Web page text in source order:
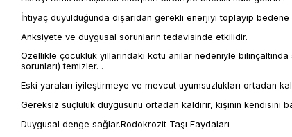
İhtiyaç duyulduğunda dışarıdan gerekli enerjiyi toplayıp
Anksiyete ve duygusal sorunların tedavisinde etkilidir.
Özellikle çocukluk yıllarındaki kötü anılar nedeniyle
sorunları) temizler. .
Eski yaraları iyileştirmeye ve mevcut uyumsuzlukları ortadan
Gereksiz suçluluk duygusunu ortadan kaldırır, kişinin kendisini
Duygusal denge sağlar.Rodokrozit Taşı Faydaları